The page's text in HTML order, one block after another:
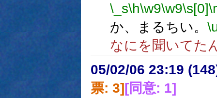
\_s\h\w9\w9\s[0]
か、まるちい。
なにを聞いてた
05/02/06 23:19
票: 3][同意: 1]